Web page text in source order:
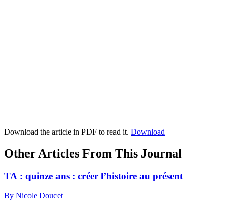
Download the article in PDF to read it. Download
Other Articles From This Journal
TA : quinze ans : créer l’histoire au présent
By Nicole Doucet